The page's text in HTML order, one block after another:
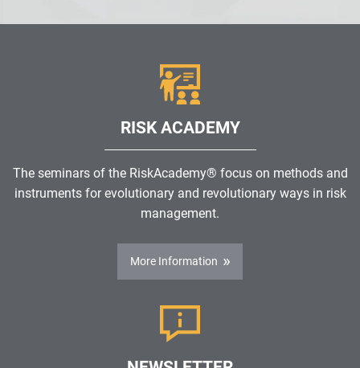
RISK ACADEMY
The seminars of the RiskAcademy® focus on methods and
instruments for evolutionary and revolutionary ways in risk
management.
More Information